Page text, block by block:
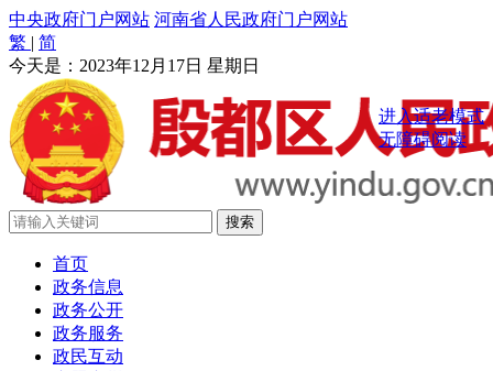
中央政府门户网站 河南省人民政府门户网站
繁 | 简
今天是： 2023年12月17日 星期日
进入适老模式
无障碍阅读
首页
政务信息
政务公开
政务服务
政民互动